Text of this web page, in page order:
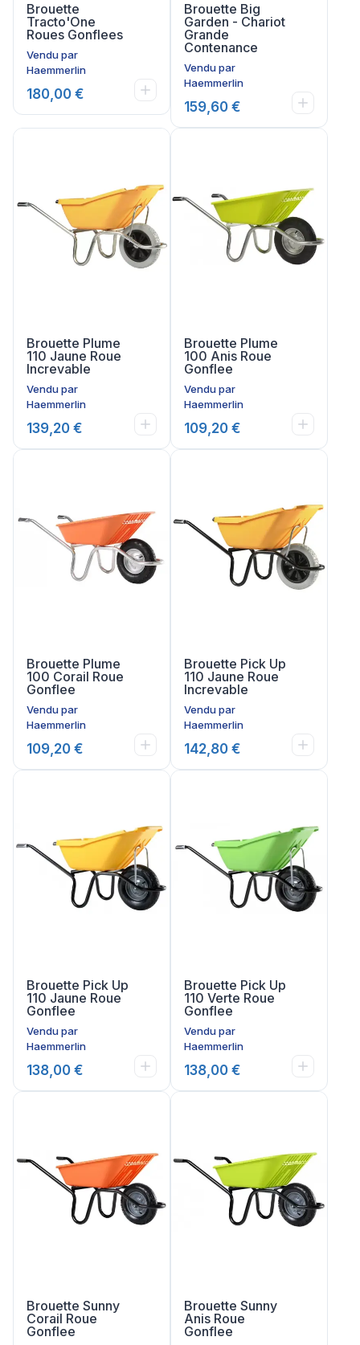
Brouette
Tracto'One
Roues Gonflees
Vendu par
Haemmerlin
180,00 €
Brouette Big
Garden - Chariot
Grande
Contenance
Vendu par
Haemmerlin
159,60 €
Brouette Plume
110 Jaune Roue
Increvable
Vendu par
Haemmerlin
139,20 €
Brouette Plume
100 Anis Roue
Gonflee
Vendu par
Haemmerlin
109,20 €
Brouette Plume
100 Corail Roue
Gonflee
Vendu par
Haemmerlin
109,20 €
Brouette Pick Up
110 Jaune Roue
Increvable
Vendu par
Haemmerlin
142,80 €
Brouette Pick Up
110 Jaune Roue
Gonflee
Vendu par
Haemmerlin
138,00 €
Brouette Pick Up
110 Verte Roue
Gonflee
Vendu par
Haemmerlin
138,00 €
Brouette Sunny
Corail Roue
Gonflee
Brouette Sunny
Anis Roue
Gonflee